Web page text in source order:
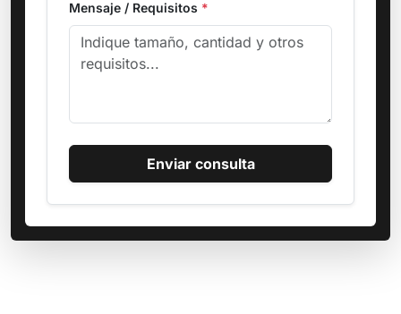
Mensaje / Requisitos *
Enviar consulta